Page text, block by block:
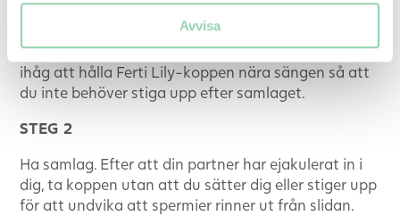
Avvisa
Innan du sätter in Ferti Lily-koppen rengör den med
varmt vatten och mild olje- och doftfri tvål i 15–20
sekunder (du kan också använda intimtvål). Kom
ihåg att hålla Ferti Lily-koppen nära sängen så att
du inte behöver stiga upp efter samlaget.
STEG 2
Ha samlag. Efter att din partner har ejakulerat in i
dig, ta koppen utan att du sätter dig eller stiger upp
för att undvika att spermier rinner ut från slidan.